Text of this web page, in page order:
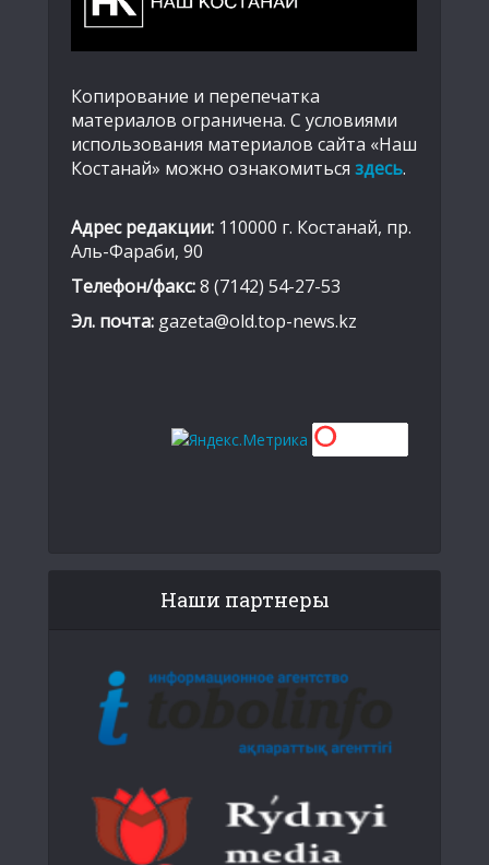
Копирование и перепечатка
материалов ограничена. С условиями
использования материалов сайта «Наш
Костанай» можно ознакомиться здесь.
Адрес редакции: 110000 г. Костанай, пр.
Аль-Фараби, 90
Телефон/факс:8 (7142) 54-27-53
Эл. почта: gazeta@old.top-news.kz
Наши партнеры